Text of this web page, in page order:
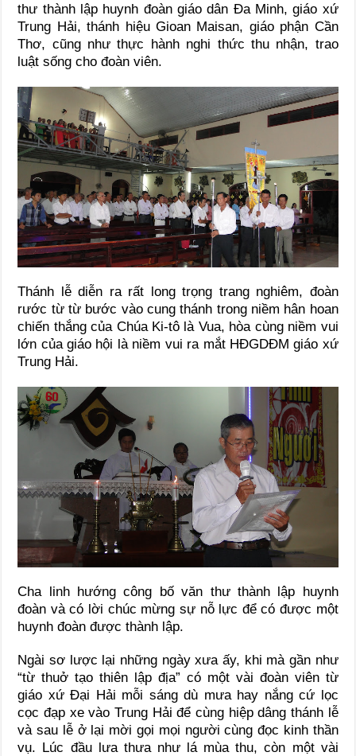
thư thành lập huynh đoàn giáo dân Đa Minh, giáo xứ
Trung Hải, thánh hiệu Gioan Maisan, giáo phận Cần
Thơ, cũng như thực hành nghi thức thu nhận, trao
luật sống cho đoàn viên.
Thánh lễ diễn ra rất long trọng trang nghiêm, đoàn
rước từ từ bước vào cung thánh trong niềm hân hoan
chiến thắng của Chúa Ki-tô là Vua, hòa cùng niềm vui
lớn của giáo hội là niềm vui ra mắt HĐGDĐM giáo xứ
Trung Hải.
Cha linh hướng công bố văn thư thành lập huynh
đoàn và có lời chúc mừng sự nỗ lực để có được một
huynh đoàn được thành lập.
Ngài sơ lược lại những ngày xưa ấy, khi mà gần như
“từ thuở tạo thiên lập địa” có một vài đoàn viên từ
giáo xứ Đại Hải mỗi sáng dù mưa hay nắng cứ lọc
cọc đạp xe vào Trung Hải để cùng hiệp dâng thánh lễ
và sau lễ ở lại mời gọi mọi người cùng đọc kinh thần
vụ. Lúc đầu lưa thưa như lá mùa thu, còn một vài